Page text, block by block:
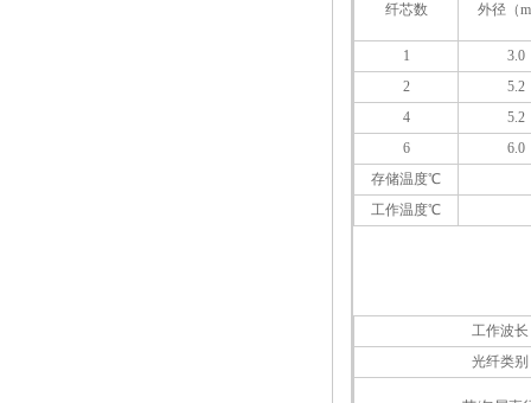
纤芯数 外径（
1
3.0
2
5.2
4
5.2
6
6.0
存储温度℃
工作温度℃
工作波长
光纤类别